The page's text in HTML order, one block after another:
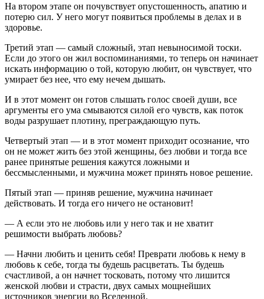
На втором этапе он почувствует опустошенность, апатию и
потерю сил. У него могут появиться проблемы в делах и в
здоровье.
Третий этап — самый сложный, этап невыносимой тоски.
Если до этого он жил воспоминаниями, то теперь он начинает
искать информацию о той, которую любит, он чувствует, что
умирает без нее, что ему нечем дышать.
И в этот момент он готов слышать голос своей души, все
аргументы его ума смываются силой его чувств, как поток
воды разрушает плотину, преграждающую путь.
Четвертый этап — и в этот момент приходит осознание, что
он не может жить без этой женщины, без любви и тогда все
ранее принятые решения кажутся ложными и
бессмысленными, и мужчина может принять новое решение.
Пятый этап — приняв решение, мужчина начинает
действовать. И тогда его ничего не остановит!
— А если это не любовь или у него так и не хватит
решимости выбрать любовь?
— Начни любить и ценить себя! Преврати любовь к нему в
любовь к себе, тогда ты будешь расцветать. Ты будешь
счастливой, а он начнет тосковать, потому что лишится
женской любви и страсти, двух самых мощнейших
источников энергии во Вселенной.